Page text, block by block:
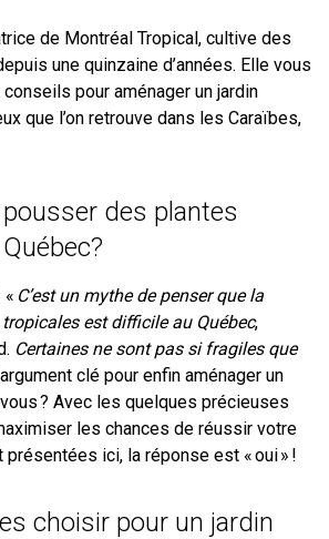
de Montréal Tropical, cultive des
une quinzaine d’années. Elle vous
pour aménager un jardin
que l’on retrouve dans les Caraïbes,
des plantes
« C’est un mythe de penser que la
est difficile au Québec,
Certaines ne sont pas si fragiles que
clé pour enfin aménager un
? Avec les quelques précieuses
les chances de réussir votre
ici, la réponse est « oui » !
choisir pour un jardin